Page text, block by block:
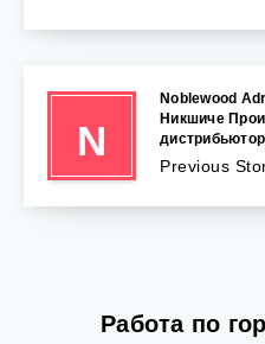
N
Noblewood
Никшиче
Previous
Работа по